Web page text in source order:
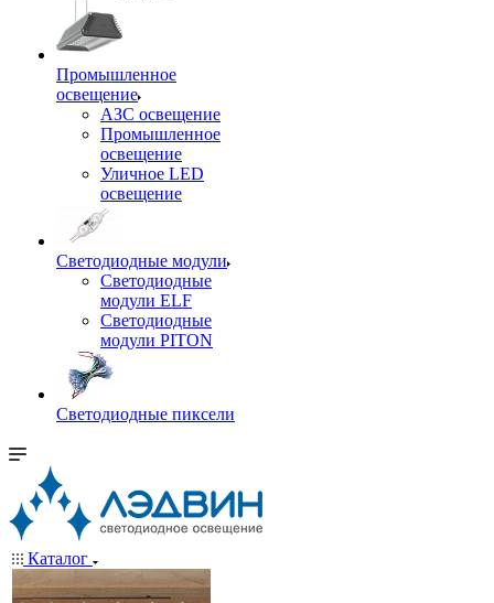
Промышленное
освещение
АЗС освещение
Промышленное
освещение
Уличное LED
освещение
Светодиодные модули
Светодиодные
модули ELF
Светодиодные
модули PITON
Светодиодные пиксели
Каталог